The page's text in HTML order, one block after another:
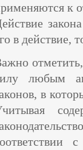
к
в действие,
любым
в